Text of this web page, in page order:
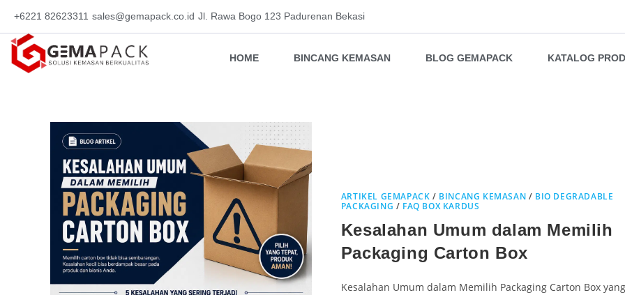
+6221 82623311 sales@gemapack.co.id Jl. Rawa Bogo 123 Padurenan Bekasi
HOME BINCANG KEMASAN BLOG GEMAPACK KATALOG
ARTIKEL GEMAPACK / BINCANG KEMASAN / BIO DEGRADABLE
PACKAGING / FAQ BOX KARDUS
Kesalahan Umum dalam Memilih
Packaging Carton Box
Kesalahan Umum dalam Memilih Packaging Carton Box yang